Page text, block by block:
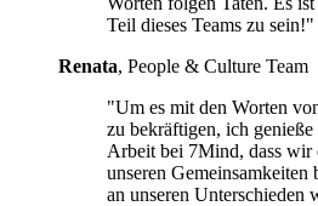
Teil dieses Teams zu sein!"
Renata, People & Culture Team
"Um es mit den Worten
zu bekräftigen, ich genieße
Arbeit bei 7Mind, dass wir
unseren Gemeinsamkeiten
an unseren Unterschieden